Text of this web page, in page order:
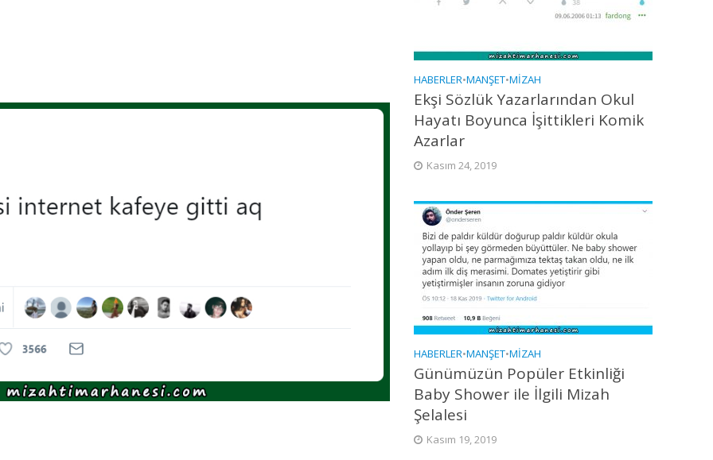
HABERLER•MANŞET•MIZAH
Ekşi Sözlük Yazarlarından Okul
Hayatı Boyunca İşittikleri Komik
Azarlar
Kasım 24, 2019
HABERLER•MANŞET•MIZAH
Günümüzün Popüler Etkinliği
Baby Shower ile İlgili Mizah
Şelalesi
Kasım 19, 2019